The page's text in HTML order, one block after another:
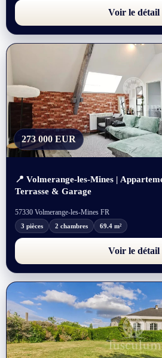
Voir le détail
273 000 EUR
📍 Volmerange-les-Mines |
Terrasse & Garage
57330 Volmerange-les-Mines FR
3 pièces 2 chambres 69.4 m²
Voir le détail